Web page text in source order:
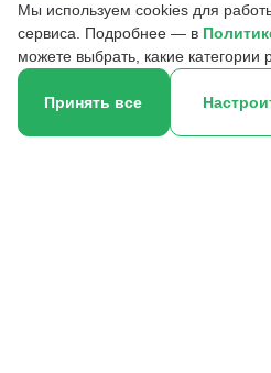
📞 +7 495 015-01-39
ежедневно 09:00–21:00
info@b2cmsk.ru
МО, Люберцы, ул. Красная,
Мы используем cookies для
сервиса. Подробнее — в
можете выбрать, какие категории
Принять все